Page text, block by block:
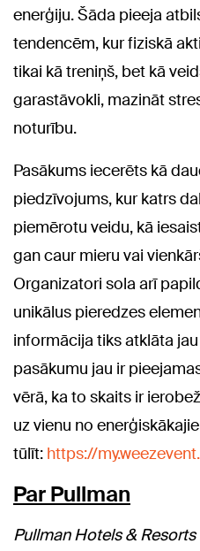
enerģiju. Šāda pieeja
tendencēm, kur fiziskā
tikai kā treniņš, bet kā
garastāvokli, mazināt
noturību.
Pasākums iecerēts kā
piedzīvojums, kur katrs
piemērotu veidu, kā
gan caur mieru vai
Organizatori sola arī
unikālus pieredzes
informācija tiks atklāta
pasākumu jau ir
vērā, ka to skaits ir
uz vienu no
tūlīt: https://
Par Pullman
Pullman Hotels &